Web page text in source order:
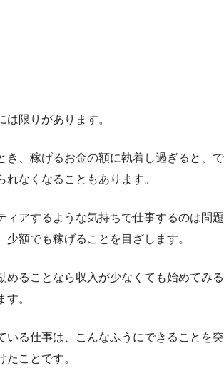
は限りがあります。
き、稼げるお金の額に執着し過ぎると、で
れなくなることもあります。
ィアするような気持ちで仕事するのは問題
少額でも稼げることを目ざします。
めることなら収入が少なくても始めてみる
。
いる仕事は、こんなふうにできることを突
たことです。